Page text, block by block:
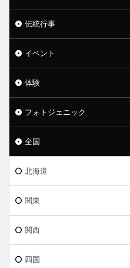
伝統行事
イベント
体験
フォトジェニック
全国
北海道
関東
関西
四国